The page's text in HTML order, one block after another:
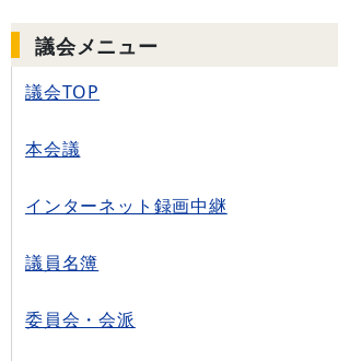
議会メニュー
議会TOP
本会議
インターネット録画中継
議員名簿
委員会・会派